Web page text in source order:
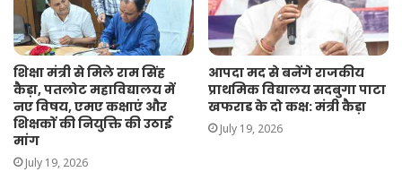
शिक्षा मंत्री से मिले राम सिंह
कैड़ा, पतलोट महाविद्यालय में
नए विषय, एमए कक्षाएं और
शिक्षकों की नियुक्ति की उठाई
मांग
July 19, 2026
आपदा मद से बनेंगे राजकीय
प्राथमिक विद्यालय सदबुगा पाटा
खफराड के दो कक्ष: मंत्री कैड़ा
July 19, 2026